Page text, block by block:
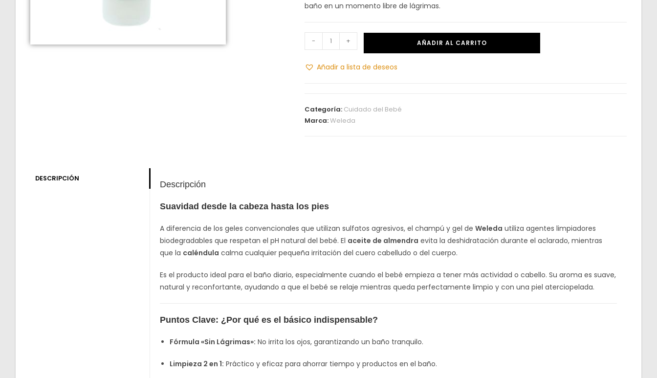
baño en un momento libre de lágrimas.
- + AÑADIR AL CARRITO
Añadir a lista de deseos
Categoría: Cuidado del Bebé
Marca:Weleda
DESCRIPCIÓN
Descripción
Suavidad desde la cabeza hasta los pies
A diferencia de los geles convencionales que utilizan sulfatos agresivos, el champú y gel de Weleda utiliza agentes limpiadores
biodegradables que respetan el pH natural del bebé. El aceite de almendra evita la deshidratación durante el aclarado, mientras
que la caléndula calma cualquier pequeña irritación del cuero cabelludo o del cuerpo.
Es el producto ideal para el baño diario, especialmente cuando el bebé empieza a tener más actividad o cabello. Su aroma es suave,
natural y reconfortante, ayudando a que el bebé se relaje mientras queda perfectamente limpio y con una piel aterciopelada.
Puntos Clave: ¿Por qué es el básico indispensable?
Fórmula «Sin Lágrimas»: No irrita los ojos, garantizando un baño tranquilo.
Limpieza 2 en 1: Práctico y eficaz para ahorrar tiempo y productos en el baño.